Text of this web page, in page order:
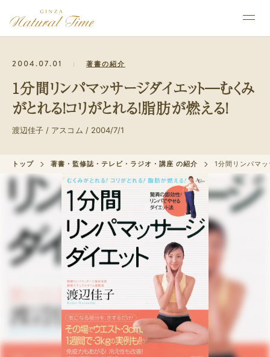
2004.07.01 著書の紹介
1分間リンパマッサージダイエット―むくみ
がとれる!コリがとれる!脂肪が燃える!
渡辺佳子 / アスコム / 2004/7/1
トップ 著書・監修誌・テレビ・ラジオ・講座 の紹介 1分間リンパマ